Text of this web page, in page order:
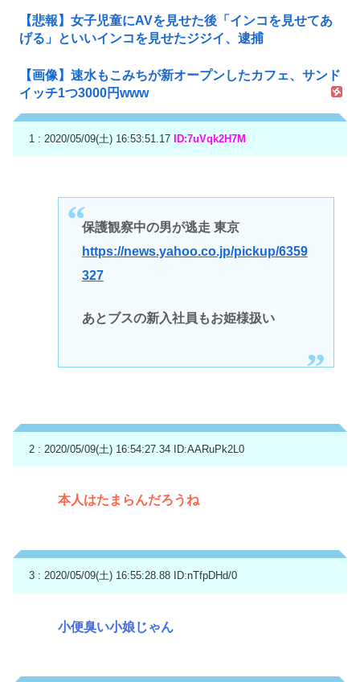
【悲報】女子児童にAVを見せた後「インコを見せてあ
げる」といいインコを見せたジジイ、逮捕
【画像】速水もこみちが新オープンしたカフェ、サンド
イッチ1つ3000円www
1 : 2020/05/09(土) 16:53:51.17 ID:7uVqk2H7M
保護観察中の男が逃走 東京
https://news.yahoo.co.jp/pickup/6359
327
あとブスの新入社員もお姫様扱い
2 : 2020/05/09(土) 16:54:27.34 ID:AARuPk2L0
本人はたまらんだろうね
3 : 2020/05/09(土) 16:55:28.88 ID:nTfpDHd/0
小便臭い小娘じゃん